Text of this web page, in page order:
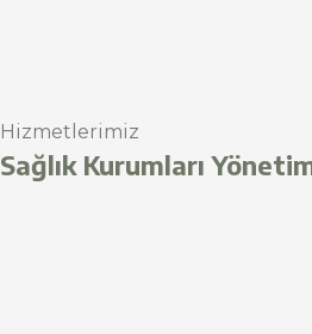
Hizmetlerimiz
Sağlık Kurumları